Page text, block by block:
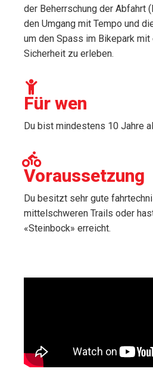
der Beherrschung der Abfahrt
den Umgang mit Tempo und
um den Spass im Bikepark
Sicherheit zu erleben.
Für wen
Du bist mindestens 10 Jahre
Voraussetzung
Du besitzt sehr gute
mittelschweren Trails oder
«Steinbock» erreicht.